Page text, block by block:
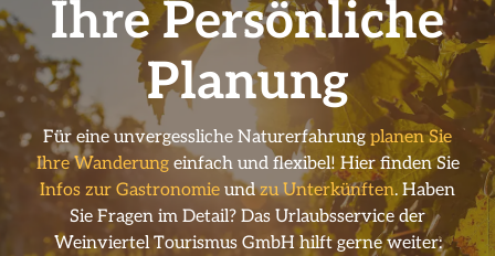
Ihre Persönliche
Planung
Für eine unvergessliche Naturerfahrung planen Sie
Ihre Wanderungeinfach und flexibel! Hier finden Sie
Infos zur Gastronomie undzu Unterkünften. Haben
Sie Fragen im Detail? Das Urlaubsservice der
Weinviertel Tourismus GmbH hilft gerne weiter: